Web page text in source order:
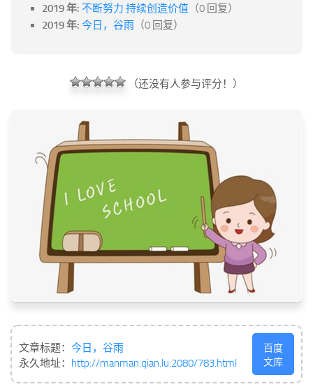
2019 年: 不断努力 持续创造价值 （0 回复）
2019 年: 今日，谷雨 （0 回复）
（还没有人参与评分！）
文章标题： 今日，谷雨
永久地址： http://manman.qian.lu:2080/783.html
百度
文库